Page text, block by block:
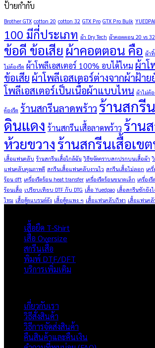
ป้ายกำกับ
Brother GTX cotton 20 cotton 32 GTX Pro GTX Pro Bulk
100 มีกี่ประเภท ผ้า Dry Tech ผ้าคอตตอน 20 vs 32
ข้อดี ข้อเสีย ผ้าคอตตอน คือ ผ้า
ไม่ต้องรีด ผ้าโพลีเอสเตอร์ 100% อบได้ไหม ผ้าโ
ข้อเสีย ผ้าโพลีเอสเตอร์ต่างจากผ้าฝ้าย
โพลีเอสเตอร์เป็นเนื้อผ้าแบบไหน ผ้าไม่ต้
ต้องรีด ร้านสกรีนลาดพร้าว ร้านสกรี
ดินแดง ร้านสกรีนเสื้อลาดพร้าว ร้าน
ห้วยขวางร้านสกรีนเสื้อเข
เสื้อแฟนคลับ ร้านสกรีนเสื้อใกล้ฉัน วิธีขจัดคราบสกปรกบนเสื้อผ้า
แฟนคลับคุณภาพดี สกรีนเสื้อแฟนคลับงานไว สกรีนเสื้อไม่ลอก เค
ร้อน dft เครื่องรีดร้อน heat transfer เครื่องรีดร้อนขนาดเล็ก เครื่อง
ร้อนเสื้อ เปรียบเทียบ DTF กับ DTG เสื้อ Yuedpao เสื้อสกรีนซักยังไ
ไหม เสื้อฮู้ดแบรนด์ดัง เสื้อฮู้ดแพง ๆ เสื้อแฟนคลับกีฬา เสื้อแฟนคลั
เสื้อยืด T-Shirt
เสื้อ Oversize
สกรีนเสื้อ
พิมพ์ DTF/DFT
บริการเพิ่มเติม
เกี่ยวกับเรา
วิธีสั่งสินค้า
วิธีการจัดส่งสินค้า
คืนสินค้าและคืนเงิน